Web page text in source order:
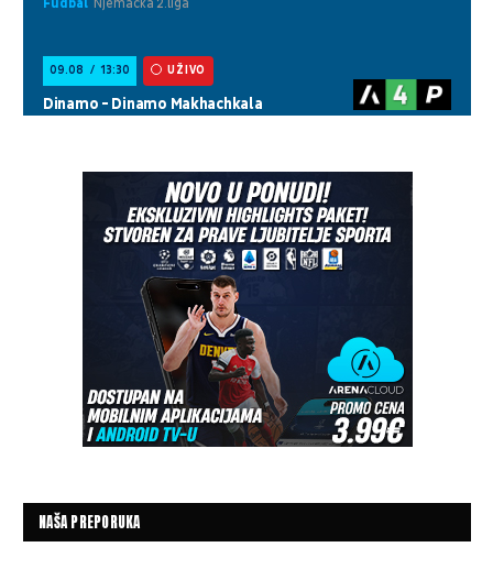
NAŠA PREPORUKA